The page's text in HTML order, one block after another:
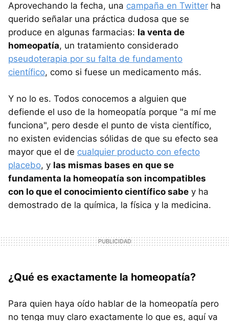
Aprovechando la fecha, una campaña en Twitter ha
querido señalar una práctica dudosa que se
produce en algunas farmacias: la venta de
homeopatía, un tratamiento considerado
pseudoterapia por su falta de fundamento
científico, como si fuese un medicamento más.
Y no lo es. Todos conocemos a alguien que
defiende el uso de la homeopatía porque "a mí me
funciona", pero desde el punto de vista científico,
no existen evidencias sólidas de que su efecto sea
mayor que el de cualquier producto con efecto
placebo, y las mismas bases en que se
fundamenta la homeopatía son incompatibles
con lo que el conocimiento científico sabe y ha
demostrado de la química, la física y la medicina.
¿Qué es exactamente la homeopatía?
Para quien haya oído hablar de la homeopatía pero
no tenga muy claro exactamente lo que es, aquí va